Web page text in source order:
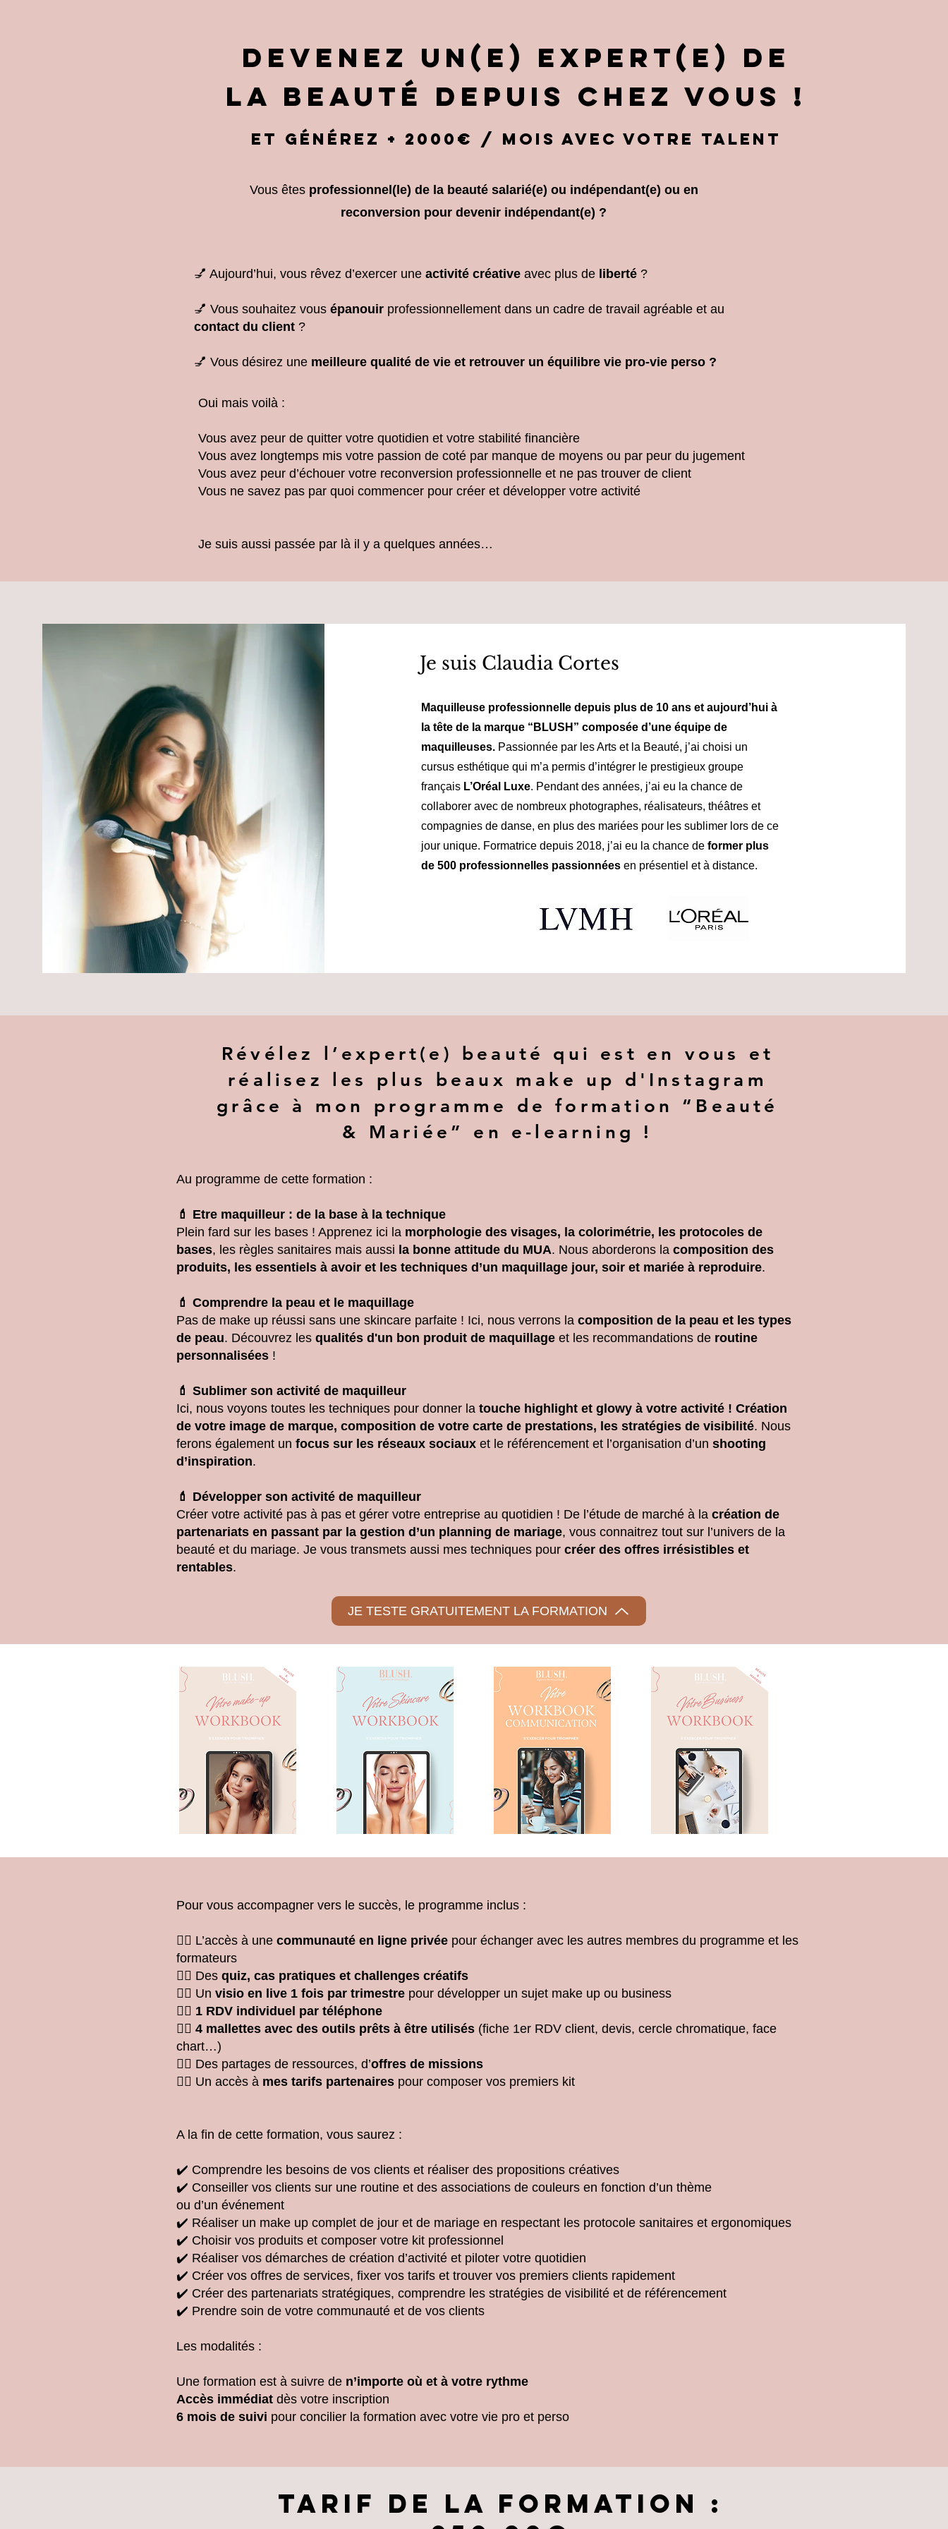
Devenez un(e) expert(e) de
la beauté depuis chez vous !
et générez + 2000€ / mois avec votre TALENT
Vous êtes professionnel(le) de la beauté salarié(e) ou indépendant(e) ou en
reconversion pour devenir indépendant(e) ?
💅 Aujourd’hui, vous rêvez d’exercer une activité créative avec plus de liberté ?
💅 Vous souhaitez vous épanouir professionnellement dans un cadre de travail agréable et au
contact du client ?
💅 Vous désirez une meilleure qualité de vie et retrouver un équilibre vie pro-vie perso ?
Oui mais voilà :
Vous avez peur de quitter votre quotidien et votre stabilité financière
Vous avez longtemps mis votre passion de coté par manque de moyens ou par peur du jugement
Vous avez peur d’échouer votre reconversion professionnelle et ne pas trouver de client
Vous ne savez pas par quoi commencer pour créer et développer votre activité
Je suis aussi passée par là il y a quelques années…
Je suis Claudia Cortes
Maquilleuse professionnelle depuis plus de 10 ans et aujourd’hui à
la tête de la marque “BLUSH” composée d’une équipe de
maquilleuses. Passionnée par les Arts et la Beauté, j’ai choisi un
cursus esthétique qui m’a permis d’intégrer le prestigieux groupe
français L’Oréal Luxe. Pendant des années, j’ai eu la chance de
collaborer avec de nombreux photographes, réalisateurs, théâtres et
compagnies de danse, en plus des mariées pour les sublimer lors de ce
jour unique. Formatrice depuis 2018, j’ai eu la chance deformer plus
de 500 professionnelles passionnées en présentiel et à distance.
Révélez l’expert(e) beauté qui est en vous et
réalisez les plus beaux make up d'Instagram
grâce à mon programme de formation “Beauté
& Mariée” en e-learning !
Au programme de cette formation :
💄 Etre maquilleur : de la base à la technique
Plein fard sur les bases ! Apprenez ici la morphologie des visages, la colorimétrie, les protocoles de
bases, les règles sanitaires mais aussi la bonne attitude du MUA. Nous aborderons la composition des
produits, les essentiels à avoir et les techniques d’un maquillage jour, soir et mariée à reproduire.
💄 Comprendre la peau et le maquillage
Pas de make up réussi sans une skincare parfaite ! Ici, nous verrons la composition de la peau et les types
de peau. Découvrez les qualités d'un bon produit de maquillage et les recommandations de routine
personnalisées !
💄 Sublimer son activité de maquilleur
Ici, nous voyons toutes les techniques pour donner la touche highlight et glowy à votre activité ! Création
de votre image de marque, composition de votre carte de prestations, les stratégies de visibilité. Nous
ferons également un focus sur les réseaux sociaux et le référencement et l’organisation d’un shooting
d’inspiration.
💄 Développer son activité de maquilleur
Créer votre activité pas à pas et gérer votre entreprise au quotidien ! De l’étude de marché à la création de
partenariats en passant par la gestion d’un planning de mariage, vous connaitrez tout sur l’univers de la
beauté et du mariage. Je vous transmets aussi mes techniques pour créer des offres irrésistibles et
rentables.
JE TESTE GRATUITEMENT LA FORMATION
Pour vous accompagner vers le succès, le programme inclus :
👉🏻 L’accès à une communauté en ligne privée pour échanger avec les autres membres du programme et les
formateurs
👉🏻 Des quiz, cas pratiques et challenges créatifs
👉🏻 Un visio en live 1 fois par trimestre pour développer un sujet make up ou business
👉🏻 1 RDV individuel par téléphone
👉🏻 4 mallettes avec des outils prêts à être utilisés (fiche 1er RDV client, devis, cercle chromatique, face
chart…)
👉🏻 Des partages de ressources, d’offres de missions
👉🏻 Un accès à mes tarifs partenaires pour composer vos premiers kit
A la fin de cette formation, vous saurez :
✔️ Comprendre les besoins de vos clients et réaliser des propositions créatives
✔️ Conseiller vos clients sur une routine et des associations de couleurs en fonction d’un thème
ou d’un événement
✔️ Réaliser un make up complet de jour et de mariage en respectant les protocole sanitaires et ergonomiques
✔️ Choisir vos produits et composer votre kit professionnel
✔️ Réaliser vos démarches de création d’activité et piloter votre quotidien
✔️ Créer vos offres de services, fixer vos tarifs et trouver vos premiers clients rapidement
✔️ Créer des partenariats stratégiques, comprendre les stratégies de visibilité et de référencement
✔️ Prendre soin de votre communauté et de vos clients
Les modalités :
Une formation est à suivre de n’importe où et à votre rythme
Accès immédiat dès votre inscription
6 mois de suivi pour concilier la formation avec votre vie pro et perso
TArif de la formation :